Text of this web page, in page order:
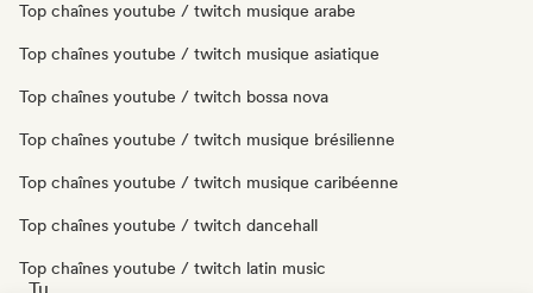
Top chaînes youtube / twitch musique arabe
Top chaînes youtube / twitch musique asiatique
Top chaînes youtube / twitch bossa nova
Top chaînes youtube / twitch musique brésilienne
Top chaînes youtube / twitch musique caribéenne
Top chaînes youtube / twitch dancehall
Top chaînes youtube / twitch latin music
Tu